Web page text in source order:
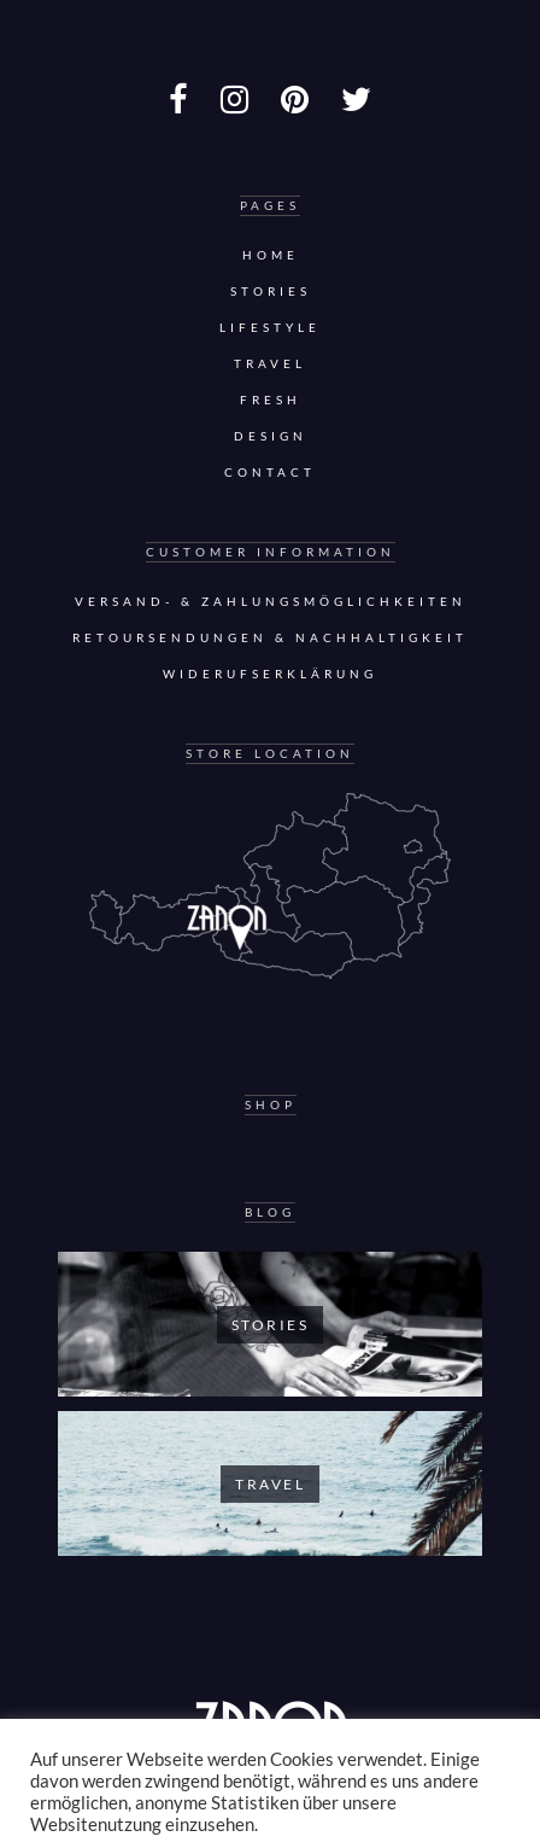
PAGES
HOME
STORIES
LIFESTYLE
TRAVEL
FRESH
DESIGN
CONTACT
CUSTOMER INFORMATION
VERSAND- & ZAHLUNGSMÖGLICHKEITEN
RETOURSENDUNGEN & NACHHALTIGKEIT
WIDERUFSERKLÄRUNG
STORE LOCATION
SHOP
BLOG
STORIES
TRAVEL
© 2021 #ZANONSTYLE. ALL RIGHTS RESERVED.
THANKS FOR VISITING!
Auf unserer Webseite werden Cookies verwendet. Einige
davon werden zwingend benötigt, während es uns andere
ermöglichen, anonyme Statistiken über unsere
Websitenutzung einzusehen.